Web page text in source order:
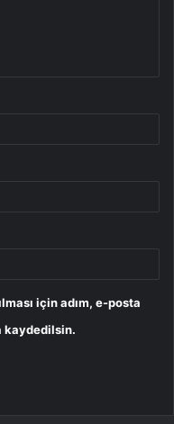
için adım, e-posta
kaydedilsin.